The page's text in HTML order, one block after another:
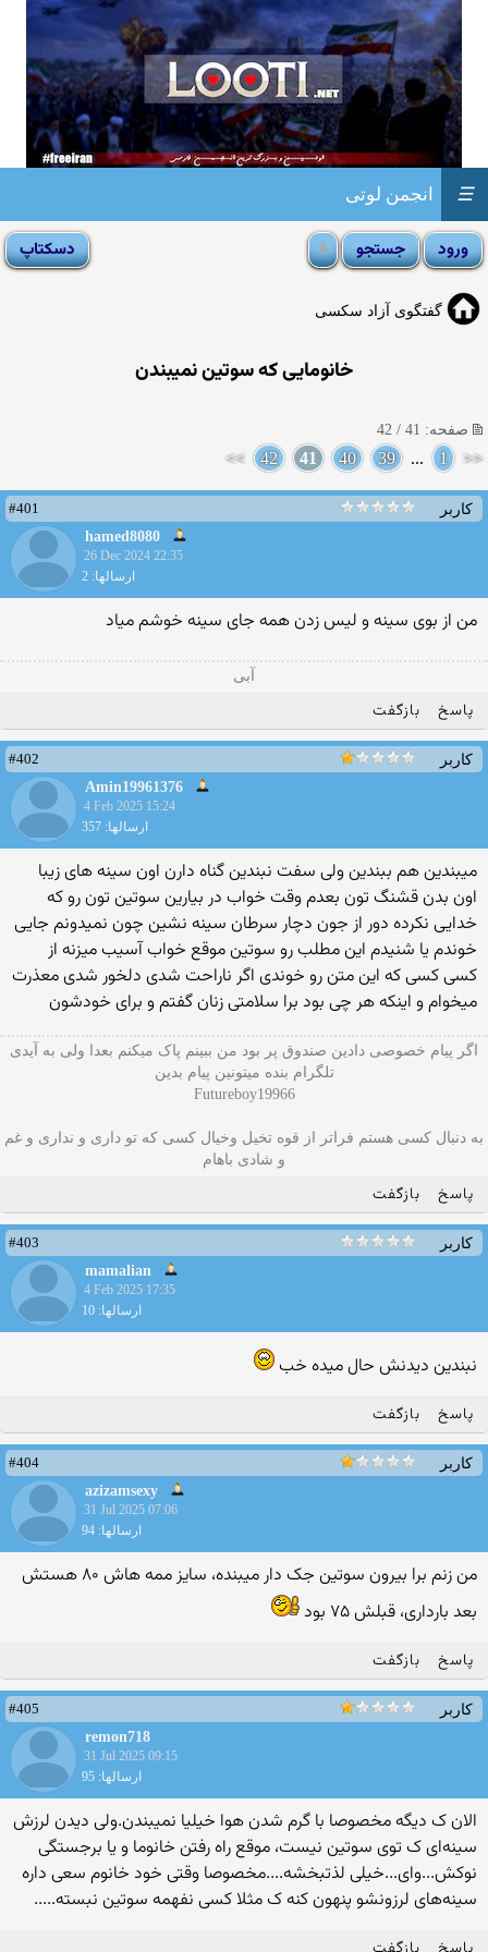
انجمن لوتی ☰
گفتگوی آزاد سکسی
خانومایی كه سوتین نمیبندن
صفحه: 41 / 42
<<
1
...
39
40
41
42
>>
کاربر
#401
hamed8080
26 Dec 2024 22:35
ارسالها: 2
من از بوی سینه و لیس زدن همه جای سینه خوشم میاد
آبی
پاسخ بازگفت
کاربر
#402
Amin19961376
4 Feb 2025 15:24
ارسالها: 357
میبندین هم ببندین ولی سفت نبندین گناه دارن اون سینه های زیبا
اون بدن قشنگ تون بعدم وقت خواب در بیارین سوتین تون رو که
خدایی نکرده دور از جون دچار سرطان سینه نشین چون نمیدونم جایی
خوندم یا شنیدم این مطلب رو سوتین موقع خواب آسیب میزنه از
کسی کسی که این متن رو خوندی اگر ناراحت شدی دلخور شدی معذرت
میخوام و اینکه هر چی بود برا سلامتی زنان گفتم و برای خودشون
اگر پیام خصوصی دادین صندوق پر بود من ببینم پاک میکنم بعدا ولی به آیدی
تلگرام بنده میتونین پیام بدین
Futureboy19966
به دنبال کسی هستم فراتر از قوه تخیل وخیال کسی که تو داری و نداری و غم
و شادی باهام
پاسخ بازگفت
کاربر
#403
mamalian
4 Feb 2025 17:35
ارسالها: 10
نبندین دیدنش حال میده خب
پاسخ بازگفت
کاربر
#404
azizamsexy
31 Jul 2025 07:06
ارسالها: 94
من زنم برا بیرون سوتین جک دار میبنده، سایز ممه هاش ۸۰ هستش
بعد بارداری، قبلش ۷۵ بود
پاسخ بازگفت
کاربر
#405
remon718
31 Jul 2025 09:15
ارسالها: 95
الان ک دیگه مخصوصا با گرم شدن هوا خیلیا نمیبندن.ولی دیدن لرزش
سینه‌ای ک توی سوتین نیست، موقع راه رفتن خانوما و یا برجستگی
نوکش...وای...خیلی لذتبخشه....مخصوصا وقتی خود خانوم سعی داره
سینه‌های لرزونشو پنهون کنه ک مثلا کسی نفهمه سوتین نبسته.....